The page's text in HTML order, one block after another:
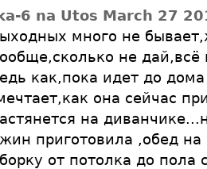
6 na Utos March 27
много не
не
как,пока идет до
она сейчас
на
приготовила ,обед на
от потолка до пола